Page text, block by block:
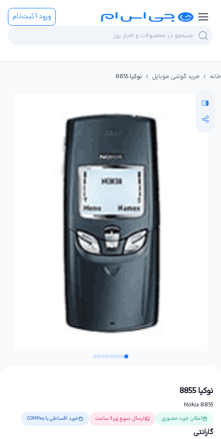
ورود | ثبت‌نام
خانه خرید گوشی موبایل نوکیا 8855
نوکیا 8855
Nokia 8855
امکان خرید حضوری ارسال سریع زیر 3 ساعت خرید اقساطی با GSMPay
گارانتی